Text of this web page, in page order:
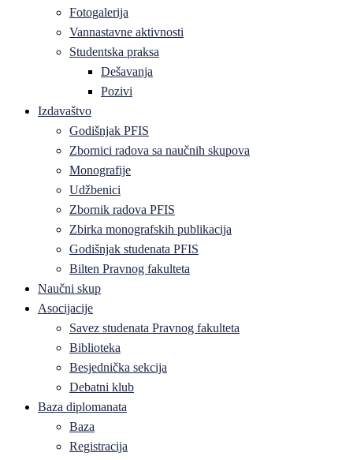
Fotogalerija
Vannastavne aktivnosti
Studentska praksa
Dešavanja
Pozivi
Izdavaštvo
Godišnjak PFIS
Zbornici radova sa naučnih skupova
Monografije
Udžbenici
Zbornik radova PFIS
Zbirka monografskih publikacija
Godišnjak studenata PFIS
Bilten Pravnog fakulteta
Naučni skup
Asocijacije
Savez studenata Pravnog fakulteta
Biblioteka
Besjednička sekcija
Debatni klub
Baza diplomanata
Baza
Registracija